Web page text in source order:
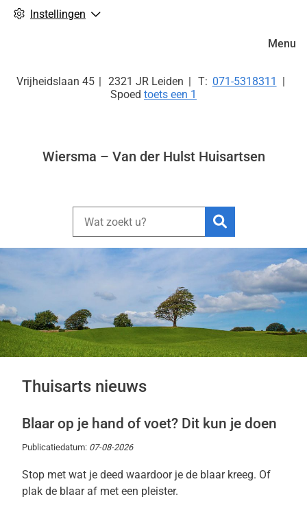
Instellingen
Vrijheidslaan 45 2321 JR Leiden Tel:
071-5318311
Spoed toets een 1
Wiersma – Van der Hulst Huisartsen
Zoeken
Menu
Thuisarts nieuws
Blaar op je hand of voet? Dit kun je doen
Publicatiedatum: 07-08-2026
Stop met wat je deed waardoor je de blaar kreeg. Of
plak de blaar af met een pleister.